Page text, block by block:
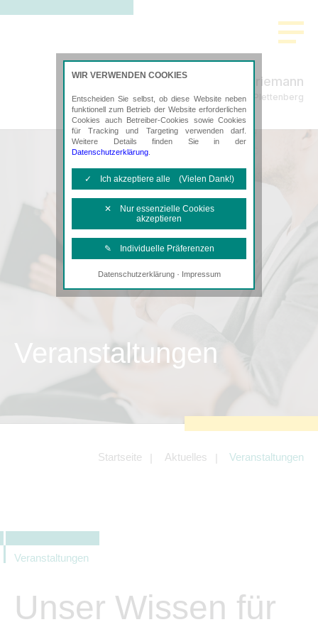
Feldner Friemann
Steuerberatung in Halver und Plettenberg
Veranstaltungen
Startseite Aktuelles Veranstaltungen
Veranstaltungen
Unser Wissen für
WIR VERWENDEN COOKIES
Entscheiden Sie selbst, ob diese Website neben
funktionell zum Betrieb der Website erforderlichen
Cookies auch Betreiber-Cookies sowie Cookies
für Tracking und Targeting verwenden darf.
Weitere Details finden Sie in der
Datenschutzerklärung
✓ Ich akzeptiere alle (Vielen Dank!)
✕ Nur essenzielle Cookies
akzeptieren
✎ Individuelle Präferenzen
Notwendige Cookies
Diese Cookies sind erforderlich, um die
Diese Cookies sind erforderlich, um
unsere Website auf Ihre Bedürfnisse hin
zu Social-Media-Angeboten von z.B.
Facebook und LinkedIn.
Datenschutzerklärung· Impressum